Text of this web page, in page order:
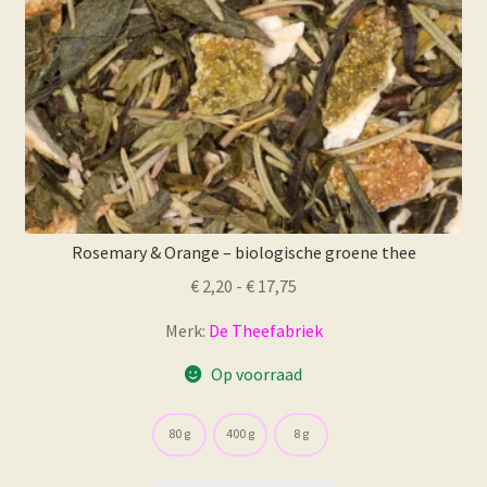
de
productpagina
Rosemary & Orange – biologische groene thee
€ 2,20 - € 17,75
tot
€ 17,75
Merk: De Theefabriek
Op voorraad
80 g 400 g 8 g